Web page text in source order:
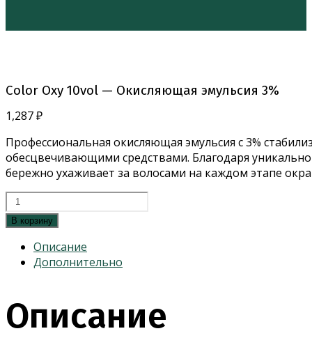
Color Oxy 10vol — Окисляющая эмульсия 3%
1,287₽
Профессиональная окисляющая эмульсия с 3%
обесцвечивающими средствами. Благодаря
бережно ухаживает за волосами на каждом этапе
Количество
товара
Color
Oxy
10vol
эмульсия
3%
В корзину
Описание
Дополнительно
Описание